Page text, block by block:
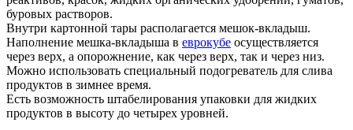
буровых растворов.
Внутри картонной тары располагается мешок-вкладыш.
Наполнение мешка-вкладыша в еврокубе осуществляется
через верх, а опорожнение, как через верх, так и через низ.
Можно использовать специальный подогреватель для слива
продуктов в зимнее время.
Есть возможность штабелирования упаковки для жидких
продуктов в высоту до четырех уровней.